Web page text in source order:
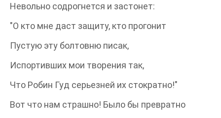
Невольно содрогнется и застонет:
"О кто мне даст защиту, кто прогонит
Пустую эту болтовню писак,
Испортивших мои творения так,
Что Робин Гуд серьезней их стократно!"
Вот что нам страшно! Было бы превратно